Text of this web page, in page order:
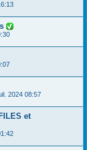
2024 08:57
et